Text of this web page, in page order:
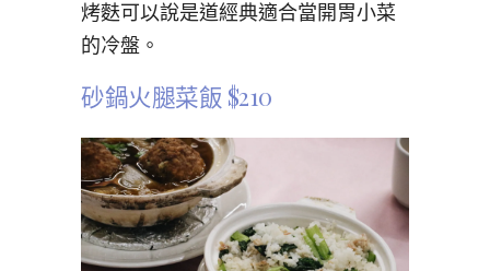
烤麩可以說是道經典適合當開胃小菜
的冷盤。
砂鍋火腿菜飯 $210